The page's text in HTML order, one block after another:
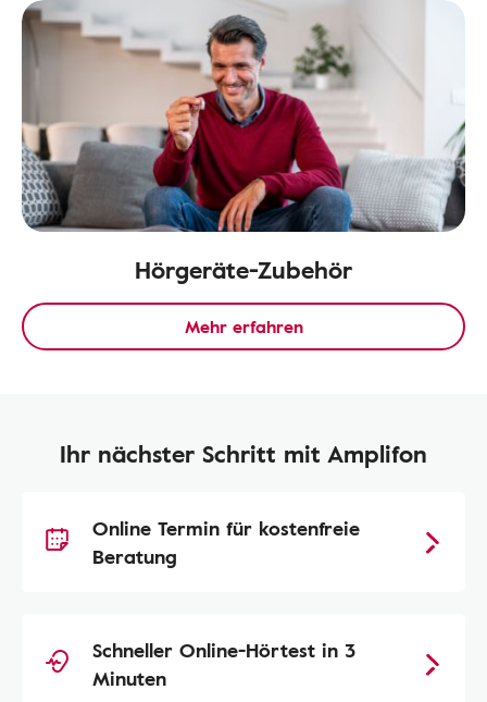
Hörgeräte-Zubehör
Mehr erfahren
Ihr nächster Schritt mit Amplifon
Online Termin für kostenfreie
Beratung
Schneller Online-Hörtest in 3
Minuten